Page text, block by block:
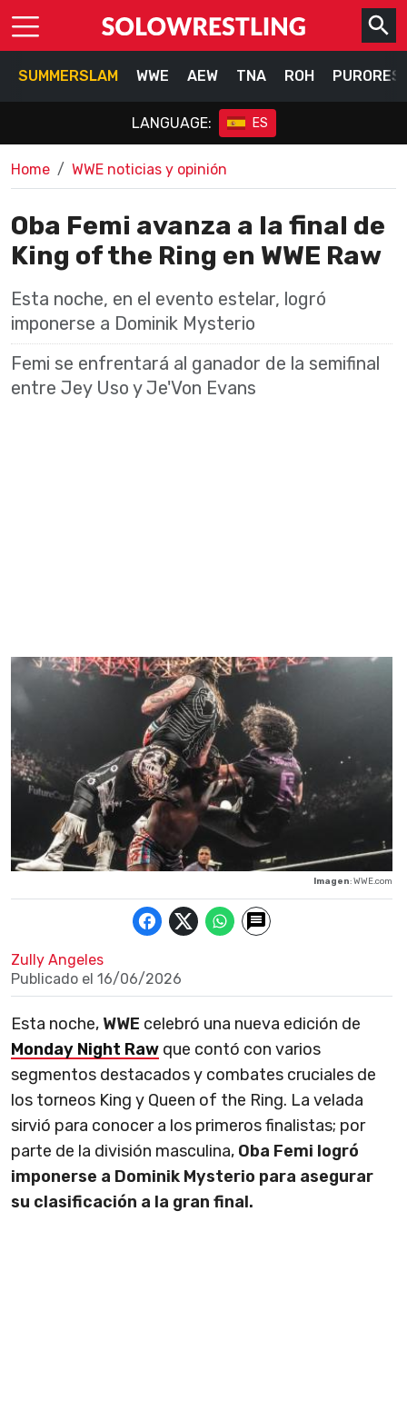
SUMMERSLAM WWE AEW TNA ROH
LANGUAGE: ES
Home WWE noticias y opinión
Oba Femi avanza a la final de
King of the Ring en WWE Raw
Esta noche, en el evento estelar, logró
imponerse a Dominik Mysterio
Femi se enfrentará al ganador de la semifinal
entre Jey Uso y Je'Von Evans
Imagen: WWE.com
Zully Angeles
Publicado el 16/06/2026
Esta noche, WWE celebró una nueva edición de
Monday Night Raw que contó con varios
segmentos destacados y combates cruciales de
los torneos King y Queen of the Ring. La velada
sirvió para conocer a los primeros finalistas; por
parte de la división masculina, Oba Femi logró
imponerse a Dominik Mysterio para asegurar
su clasificación a la gran final.